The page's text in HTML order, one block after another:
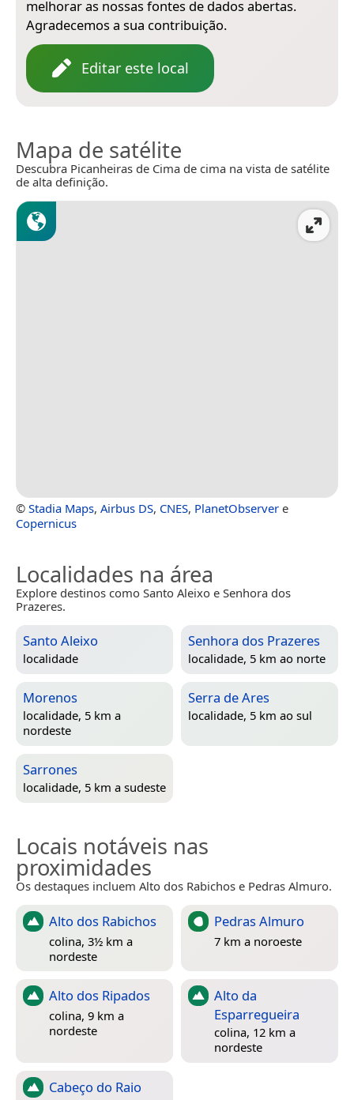
melhorar as nossas fontes de dados abertas.
Agradecemos a sua contribuição.
Editar este local
Mapa de satélite
Descubra Picanheiras de Cima de cima na vista de satélite
de alta definição.
© Stadia Maps, Airbus DS, CNES, PlanetObserver e
Copernicus
Localidades na área
Explore destinos como Santo Aleixo e Senhora dos
Prazeres.
Santo Aleixo
localidade
Senhora dos Prazeres
localidade, 5 km ao norte
Morenos
localidade, 5 km a
nordeste
Serra de Ares
localidade, 5 km ao sul
Sarrones
localidade, 5 km a sudeste
Locais notáveis nas
proximidades
Os destaques incluem Alto dos Rabichos e Pedras Almuro.
Alto dos Rabichos
colina, 3½ km a
nordeste
Pedras Almuro
7 km a noroeste
Alto dos Ripados
colina, 9 km a
nordeste
Alto da
Esparregueira
colina, 12 km a
nordeste
Cabeço do Raio